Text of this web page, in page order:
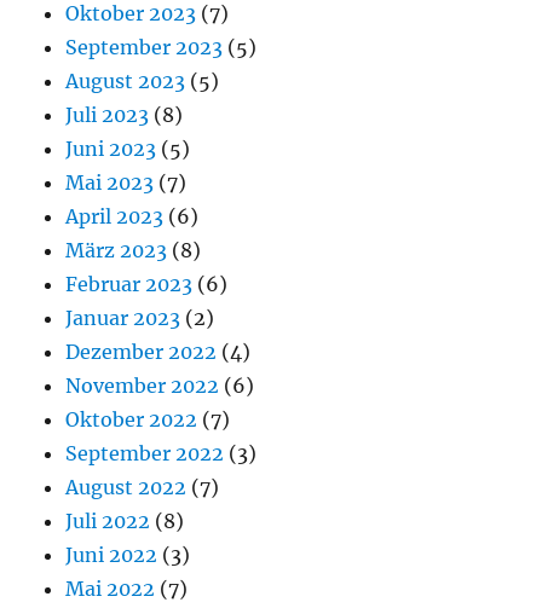
Oktober 2023 (7)
September 2023 (5)
August 2023 (5)
Juli 2023 (8)
Juni 2023 (5)
Mai 2023 (7)
April 2023 (6)
März 2023 (8)
Februar 2023 (6)
Januar 2023 (2)
Dezember 2022 (4)
November 2022 (6)
Oktober 2022 (7)
September 2022 (3)
August 2022 (7)
Juli 2022 (8)
Juni 2022 (3)
Mai 2022 (7)